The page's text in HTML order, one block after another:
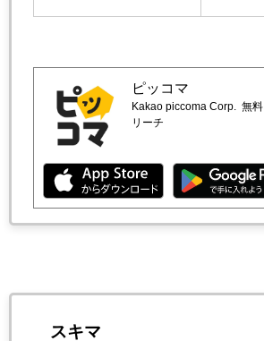
ピッコマ
Kakao piccoma Corp. 無料
リーチ
スキマ